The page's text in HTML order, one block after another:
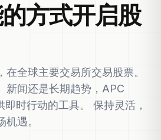
方式开启股
全球主要交易所交易股票。
新闻还是长期趋势，APC
时行动的工具。 保持灵活，
遇。